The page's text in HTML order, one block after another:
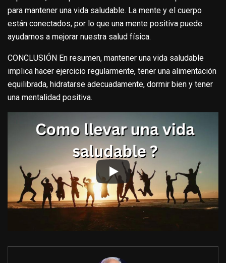
para mantener una vida saludable. La mente y el cuerpo
están conectados, por lo que una mente positiva puede
ayudarnos a mejorar nuestra salud física.
CONCLUSIÓN En resumen, mantener una vida saludable
implica hacer ejercicio regularmente, tener una alimentación
equilibrada, hidratarse adecuadamente, dormir bien y tener
una mentalidad positiva.